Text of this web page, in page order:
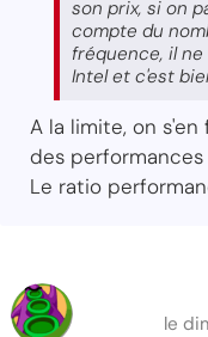
son prix, si on
compte du
fréquence, il
Intel et c'est
A la limite, on
des performances
Le ratio
le